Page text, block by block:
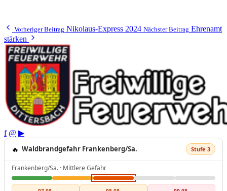
Vorheriger Beitrag Nikolaus-Express 2024 Nächster Beitrag Ehrenamt
stärken
f @ ▶
🔥 Waldbrandgefahr Frankenberg/Sa. Stufe 3
Frankenberg/Sa. · Mittlere Gefahr